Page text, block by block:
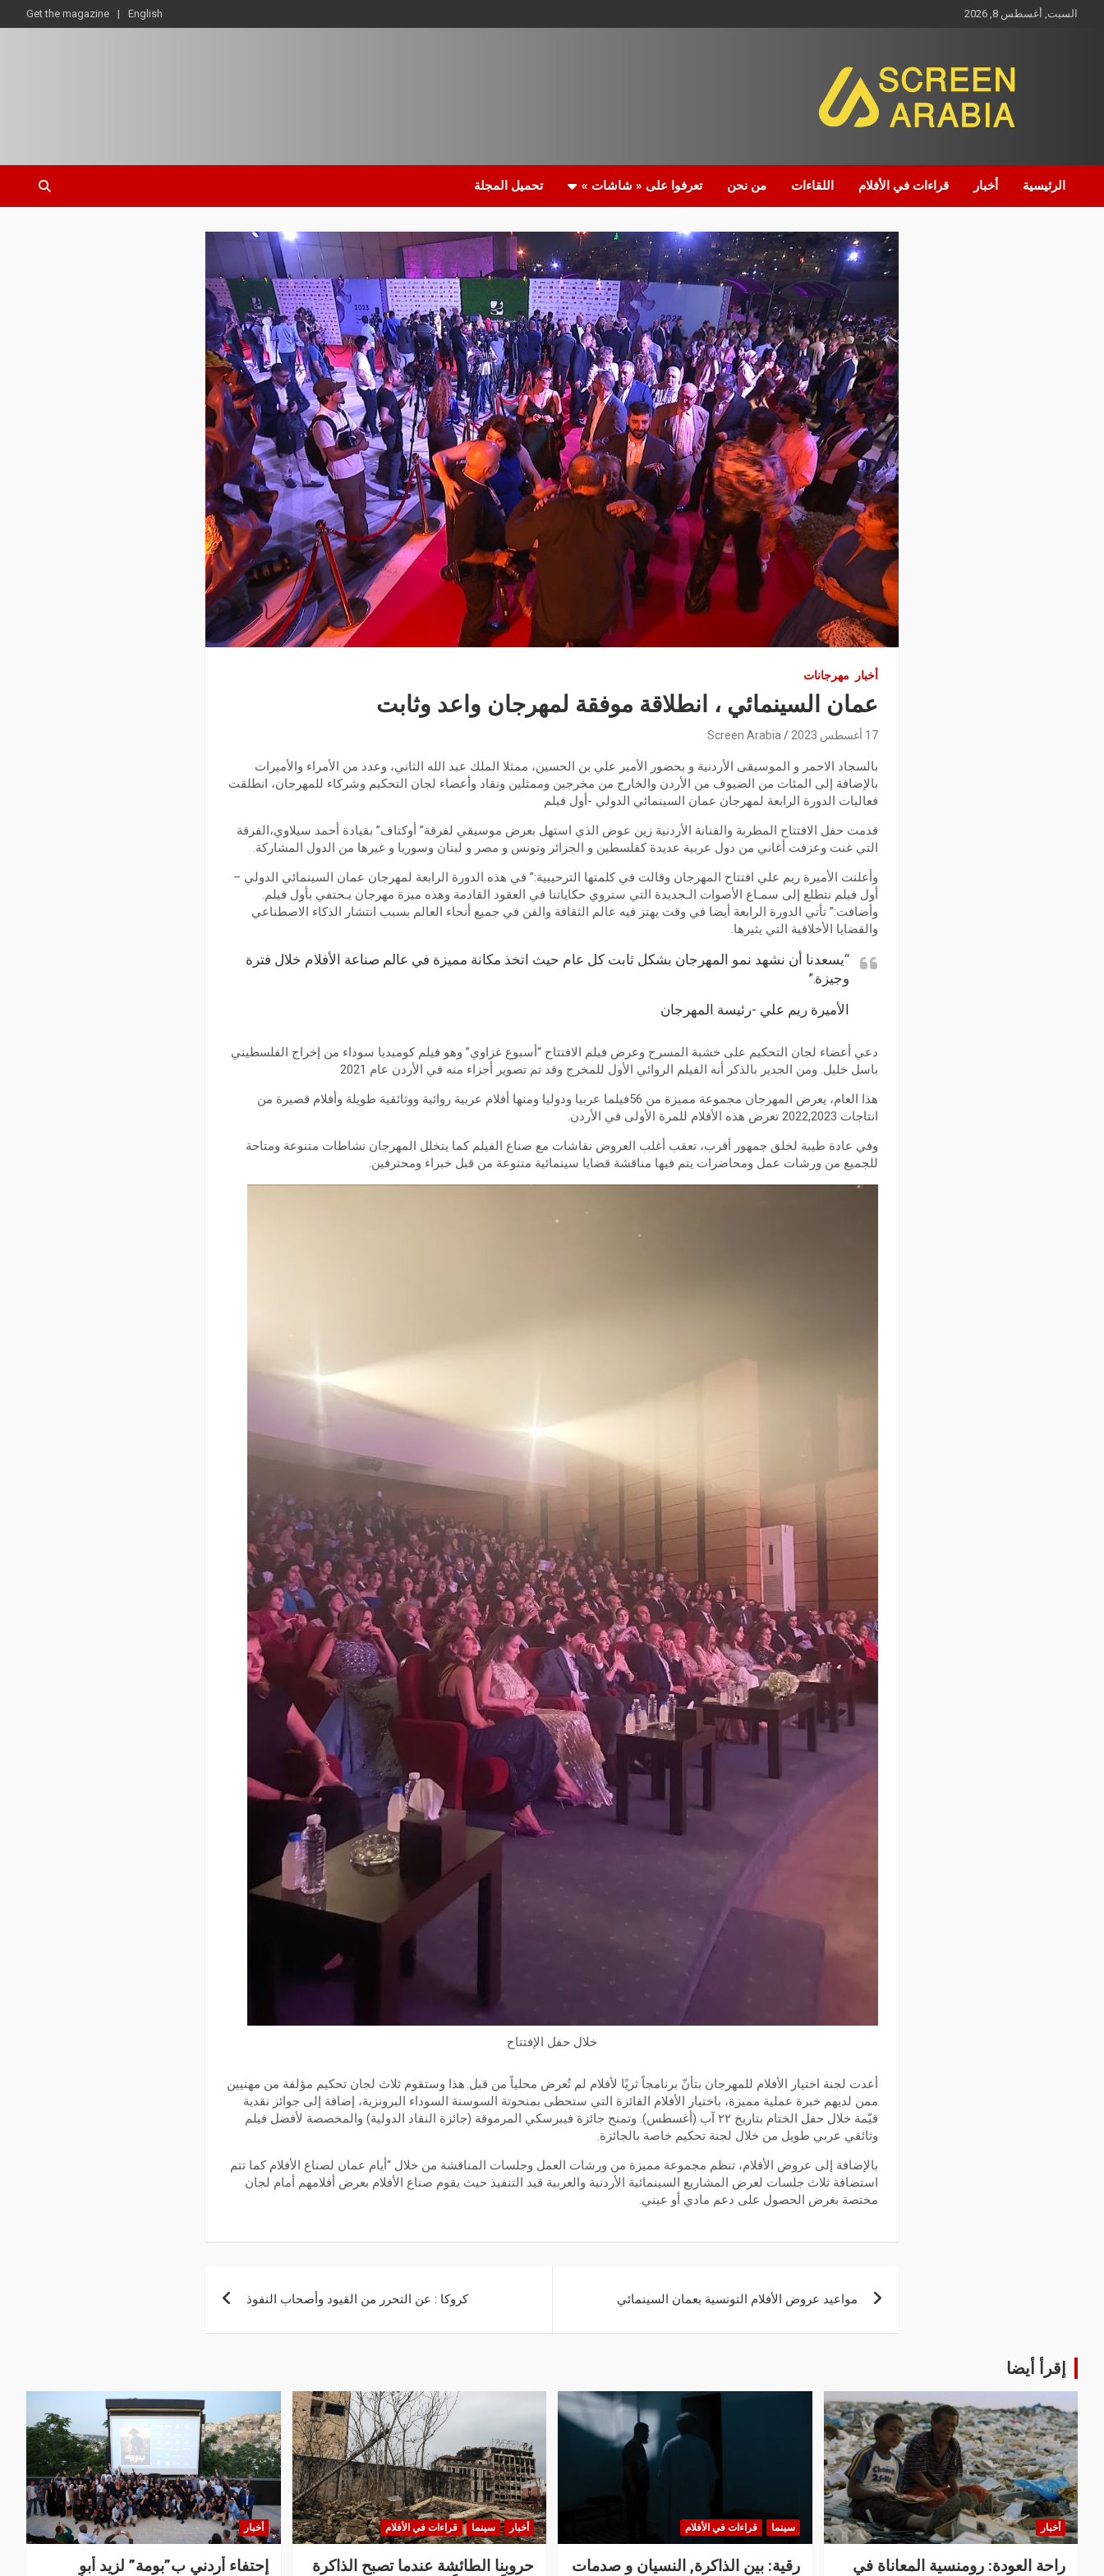
السبت, أغسطس 8, 2026 English
Get the magazine
Screen Arabia
الرئيسية أخبار قراءات في الأفلام اللقاءات من نحن تعرفوا على « شاشات » تحميل المجلة
أخبار مهرجانات
عمان السينمائي ، انطلاقة موفقة لمهرجان واعد وثابت
17 أغسطس 2023 Screen Arabia
بالسجاد الاحمر و الموسيقى الأردنية و بحضور الأمير علي بن الحسين، ممثلا الملك عبد الله الثاني، وعدد من الأمراء والأميرات
بالإضافة إلى المئات من الضيوف من الأردن والخارج من مخرجين وممثلين ونقاد وأعضاء لجان التحكيم وشركاء للمهرجان، انطلقت
فعاليات الدورة الرابعة لمهرجان عمان السينمائي الدولي -أول فيلم
قدمت حفل الافتتاح المطربة والفنانة الأردنية زين عوض الذي استهل بعرض موسيقي لفرقة” أوكتاف” بقيادة أحمد سيلاوي،الفرقة
التي غنت وعزفت أغاني من دول عربية عديدة كفلسطين و الجزائر وتونس و مصر و لبنان وسوريا و غيرها من الدول المشاركة.
وأعلنت الأميرة ريم علي افتتاح المهرجان وقالت في كلمتها الترحيبية:” في هذه الدورة الرابعة لمهرجان عمان السينمائي الدولي –
أول فيلم نتطلع إلى سمـاع الأصوات الـجديدة التي ستروي حكاياتنا في العقود القادمة وهذه ميزة مهرجان يـحتفي بأول فيلم.
وأضافت:” تأتي الدورة الرابعة أيضا في وقت يهتز فيه عالم الثقافة والفن في جميع أنحاء العالم بسبب انتشار الذكاء الاصطناعي
والقضايا الأخلاقية التي يثيرها.
“يسعدنا أن نشهد نمو المهرجان بشكل ثابت كل عام حيث اتخذ مكانة مميزة في عالم صناعة الأفلام خلال فترة
وجيزة.”
الأميرة ريم علي -رئيسة المهرجان
دعي أعضاء لجان التحكيم على خشبة المسرح وعرض فيلم الافتتاح “أسبوع غزاوي” وهو فيلم كوميديا سوداء من إخراج الفلسطيني
باسل خليل. ومن الجدير بالذكر أنه الفيلم الروائي الأول للمخرج وقد تم تصوير أجزاء منه في الأردن عام 2021
هذا العام، يعرض المهرجان مجموعة مميزة من 56فيلما عربيا ودوليا ومنها أفلام عربية روائية ووثائقية طويلة وأفلام قصيرة من
انتاجات 2022,2023 تعرض هذه الأفلام للمرة الأولى في الأردن.
وفي عادة طيبة لخلق جمهور أقرب، تعقب أغلب العروض نقاشات مع صناع الفيلم كما يتخلل المهرجان نشاطات متنوعة ومتاحة
للجميع من ورشات عمل ومحاضرات يتم فيها مناقشة قضايا سينمائية متنوعة من قبل خبراء ومحترفين.
خلال حفل الإفتتاح
أعدت لجنة اختيار الأفلام للمهرجان بتأنّ برنامجاً ثريًا لأفلام لم تُعرض محلياً من قبل. هذا وستقوم ثلاث لجان تحكيم مؤلفة من مهنيين
ممن لديهم خبرة عملية مميزة، باختيار الأفلام الفائزة التي ستحظى بمنحوتة السوسنة السوداء البرونزية، إضافة إلى جوائز نقدية
قيّمة خلال حفل الختام بتاريخ ٢٢ آب (أغسطس). وتمنح جائزة فيبرسكي المرموقة (جائزة النقاد الدولية) والمخصصة لأفضل فيلم
وثائقي عربي طويل من خلال لجنة تحكيم خاصة بالجائزة.
بالإضافة إلى عروض الأفلام، تنظم مجموعة مميزة من ورشات العمل وجلسات المناقشة من خلال “أيام عمان لصناع الأفلام كما تتم
استضافة ثلاث جلسات لعرض المشاريع السينمائية الأردنية والعربية قيد التنفيذ حيث يقوم صناع الأفلام بعرض أفلامهم أمام لجان
مختصة بغرض الحصول على دعم مادي أو عيني.
مواعيد عروض الأفلام التونسية بعمان السينمائي كروكا : عن التحرر من القيود وأصحاب النفوذ
إقرأ أيضا
أخبار
راحة العودة: رومنسية المعاناة في
سينما قراءات في الأفلام
رقية: بين الذاكرة, النسيان و صدمات
أخبار سينما قراءات في الأفلام
حروبنا الطائشة عندما تصبح الذاكرة
أخبار
إحتفاء أردني ب”بومة” لزيد أبو